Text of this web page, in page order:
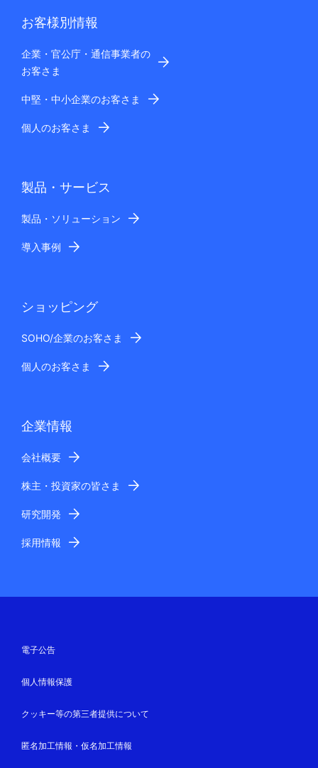
お客様別情報
企業・官公庁・通信事業者の
お客さま
中堅・中小企業のお客さま
個人のお客さま
製品・サービス
製品・ソリューション
導入事例
ショッピング
SOHO/企業のお客さま
個人のお客さま
企業情報
会社概要
株主・投資家の皆さま
研究開発
採用情報
電子公告
個人情報保護
クッキー等の第三者提供について
匿名加工情報・仮名加工情報